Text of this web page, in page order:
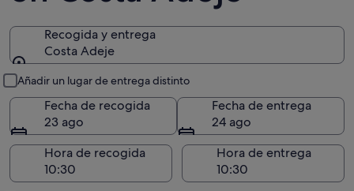
Recogida y entrega
Costa Adeje
Añadir un lugar de entrega distinto
Fecha de recogida
23 ago
Fecha de entrega
24 ago
Hora de recogida
Hora de entrega